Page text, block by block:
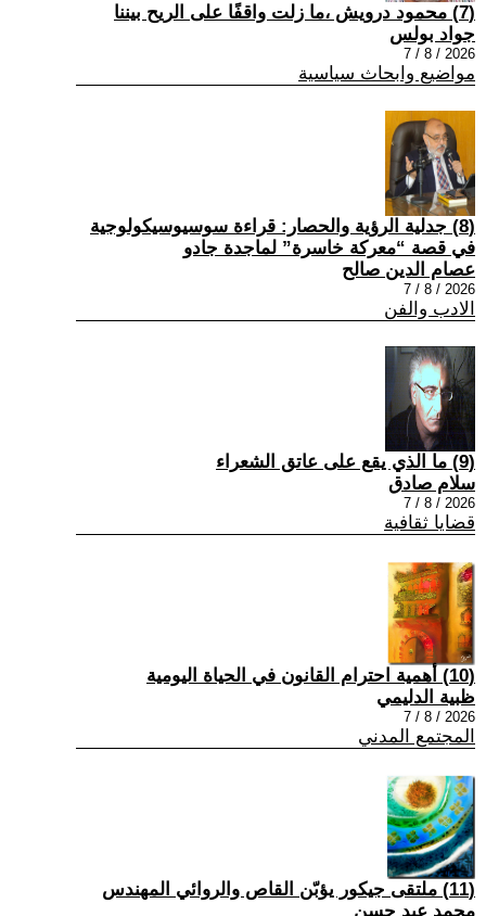
(7) محمود درويش ،ما زلت واقفًا على الريح بيننا
جواد بولس
2026 / 8 / 7
مواضيع وابحاث سياسية
(8) جدلية الرؤية والحصار: قراءة سوسيوسيكولوجية
في قصة “معركة خاسرة” لماجدة جادو
عصام الدين صالح
2026 / 8 / 7
الادب والفن
(9) ما الذي يقع على عاتق الشعراء
سلام صادق
2026 / 8 / 7
قضايا ثقافية
(10) أهمية احترام القانون في الحياة اليومية
ظبية الدليمي
2026 / 8 / 7
المجتمع المدني
(11) ملتقى جيكور يؤبّن القاص والروائي المهندس
محمد عبد حسن